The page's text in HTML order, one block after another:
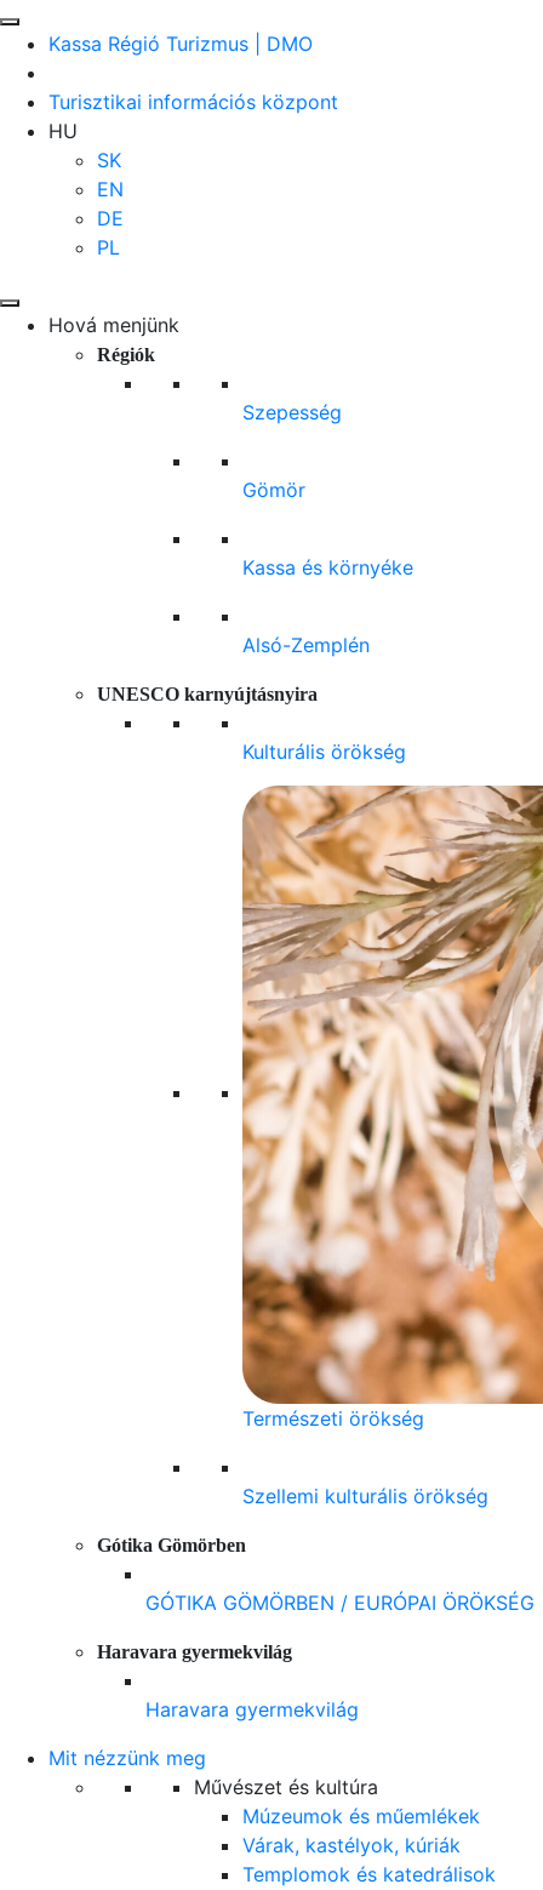
Kassa Régió Turizmus | DMO
Turisztikai információs központ
HU
SK
EN
DE
PL
Hová menjünk
Régiók
Szepesség
Gömör
Kassa és környéke
Alsó-Zemplén
UNESCO karnyújtásnyira
Kulturális örökség
Természeti örökség
Szellemi kulturális örökség
Gótika Gömörben
GÓTIKA GÖMÖRBEN / EURÓPAI ÖRÖKSÉG
Haravara gyermekvilág
Haravara gyermekvilág
Mit nézzünk meg
Művészet és kultúra
Múzeumok és műemlékek
Várak, kastélyok, kúriák
Templomok és katedrálisok